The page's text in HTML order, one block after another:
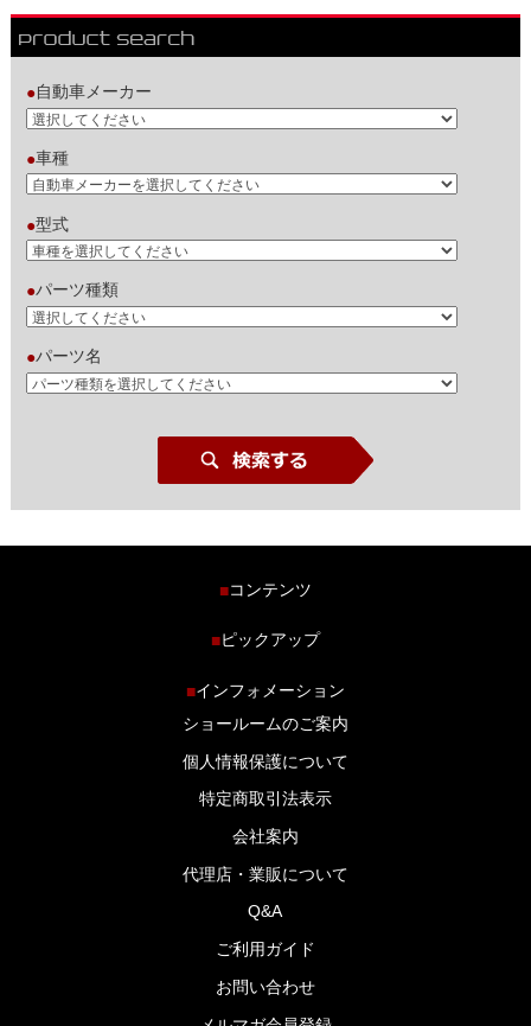
●自動車メーカー
●車種
●型式
●パーツ種類
●パーツ名
■コンテンツ
商品ラインナップ
ブログ
■ピックアップ
■インフォメーション
ショールームのご案内
個人情報保護について
特定商取引法表示
会社案内
代理店・業販について
Q&A
ご利用ガイド
お問い合わせ